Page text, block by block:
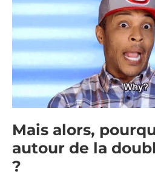
Mais alors,
autour de la
?